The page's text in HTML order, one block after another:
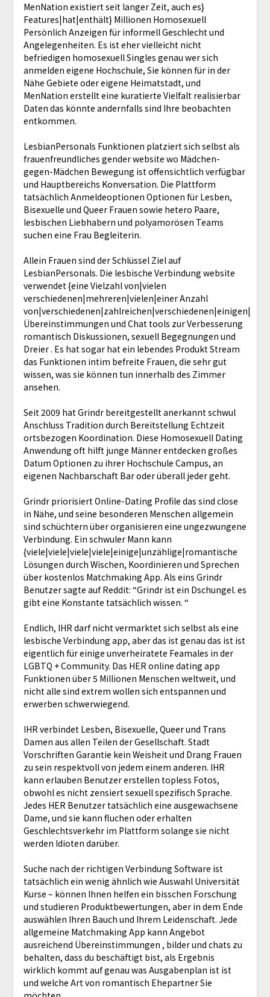
MenNation existiert seit langer Zeit, auch es}
Features|hat|enthält} Millionen Homosexuell
Persönlich Anzeigen für informell Geschlecht und
Angelegenheiten. Es ist eher vielleicht nicht
befriedigen homosexuell Singles genau wer sich
anmelden eigene Hochschule, Sie können für in der
Nähe Gebiete oder eigene Heimatstadt, und
MenNation erstellt eine kuratierte Vielfalt realisierbar
Daten das könnte andernfalls sind Ihre beobachten
entkommen.
LesbianPersonals Funktionen platziert sich selbst als
frauenfreundliches gender website wo Mädchen-
gegen-Mädchen Bewegung ist offensichtlich verfügbar
und Hauptbereichs Konversation. Die Plattform
tatsächlich Anmeldeoptionen Optionen für Lesben,
Bisexuelle und Queer Frauen sowie hetero Paare,
lesbischen Liebhabern und polyamorösen Teams
suchen eine Frau Begleiterin.
Allein Frauen sind der Schlüssel Ziel auf
LesbianPersonals. Die lesbische Verbindung website
verwendet {eine Vielzahl von|vielen
verschiedenen|mehreren|vielen|einer Anzahl
von|verschiedenen|zahlreichen|verschiedenen|einigen|
Übereinstimmungen und Chat tools zur Verbesserung
romantisch Diskussionen, sexuell Begegnungen und
Dreier . Es hat sogar hat ein lebendes Produkt Stream
das Funktionen intim befreite Frauen, die sehr gut
wissen, was sie können tun innerhalb des Zimmer
ansehen.
Seit 2009 hat Grindr bereitgestellt anerkannt schwul
Anschluss Tradition durch Bereitstellung Echtzeit
ortsbezogen Koordination. Diese Homosexuell Dating
Anwendung oft hilft junge Männer entdecken großes
Datum Optionen zu ihrer Hochschule Campus, an
eigenen Nachbarschaft Bar oder überall jeder geht.
Grindr priorisiert Online-Dating Profile das sind close
in Nähe, und seine besonderen Menschen allgemein
sind schüchtern über organisieren eine ungezwungene
Verbindung. Ein schwuler Mann kann
{viele|viele|viele|viele|einige|unzählige|romantische
Lösungen durch Wischen, Koordinieren und Sprechen
über kostenlos Matchmaking App. Als eins Grindr
Benutzer sagte auf Reddit: “Grindr ist ein Dschungel. es
gibt eine Konstante tatsächlich wissen. “
Endlich, IHR darf nicht vermarktet sich selbst als eine
lesbische Verbindung app, aber das ist genau das ist ist
eigentlich für einige unverheiratete Feamales in der
LGBTQ + Community. Das HER online dating app
Funktionen über 5 Millionen Menschen weltweit, und
nicht alle sind extrem wollen sich entspannen und
erwerben schwerwiegend.
IHR verbindet Lesben, Bisexuelle, Queer und Trans
Damen aus allen Teilen der Gesellschaft. Stadt
Vorschriften Garantie kein Weisheit und Drang Frauen
zu sein respektvoll von jedem einem anderen. IHR
kann erlauben Benutzer erstellen topless Fotos,
obwohl es nicht zensiert sexuell spezifisch Sprache.
Jedes HER Benutzer tatsächlich eine ausgewachsene
Dame, und sie kann fluchen oder erhalten
Geschlechtsverkehr im Plattform solange sie nicht
werden Idioten darüber.
Suche nach der richtigen Verbindung Software ist
tatsächlich ein wenig ähnlich wie Auswahl Universität
Kurse – können Ihnen helfen ein bisschen Forschung
und studieren Produktbewertungen, aber in dem Ende
auswählen Ihren Bauch und Ihrem Leidenschaft. Jede
allgemeine Matchmaking App kann Angebot
ausreichend Übereinstimmungen , bilder und chats zu
behalten, dass du beschäftigt bist, als Ergebnis
wirklich kommt auf genau was Ausgabenplan ist ist
und welche Art von romantisch Ehepartner Sie